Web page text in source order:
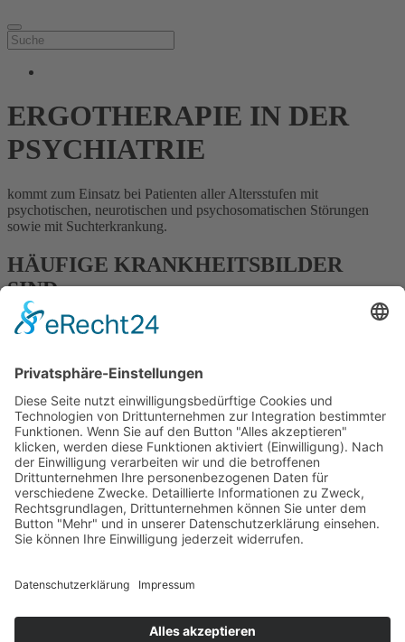
ERGOTHERAPIE IN DER
PSYCHIATRIE
kommt zum Einsatz bei Patienten aller Altersstufen mit
psychotischen, neurotischen und psychosomatischen Störungen
sowie mit Suchterkrankung.
HÄUFIGE KRANKHEITSBILDER
SIND
psychische oder psychosomatische Erkrankungen sowie
neurotische Störungen
Persönlichkeits- und Verhaltensstörungen
Depression
Schizophrenie
schizotype und wahnhafte Störungen
Impressum
Datenschutz
Ergotherapie Praxis Schweinfurt
Neurologie
Neurofeedback